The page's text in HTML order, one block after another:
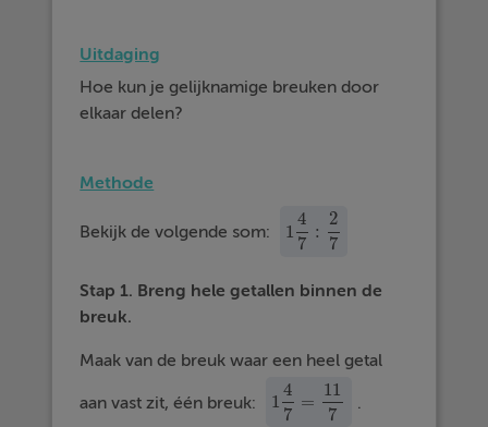
Uitdaging
Hoe kun je gelijknamige breuken door
elkaar delen?
Methode
Bekijk de volgende som: 1
4
7
:
2
7
147: 27
Stap 1. Breng hele getallen binnen de
breuk.
Maak van de breuk waar een heel getal
aan vast zit, één breuk: 1
4
7
=
11
7
14 7= 117